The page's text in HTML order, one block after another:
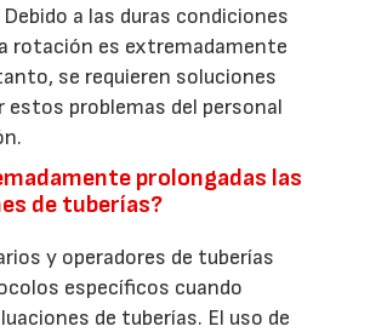
a las duras condiciones
rotación es extremadamente
se requieren soluciones
estos problemas del personal
prolongadas las
de tuberías?
y operadores de tuberías
específicos cuando
de tuberías. El uso de